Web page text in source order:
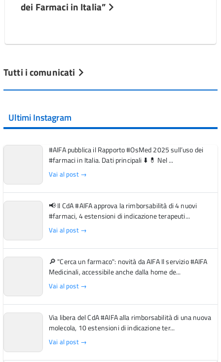
dei Farmaci in Italia”
Tutti i comunicati
Ultimi Instagram
#AIFA pubblica il Rapporto #OsMed 2025 sull’uso dei
#farmaci in Italia. Dati principali ⬇️ 💊 Nel ...
Vai al post →
📢 Il CdA #AIFA approva la rimborsabilità di 4 nuovi
#farmaci, 4 estensioni di indicazione terapeuti...
Vai al post →
🔎 "Cerca un farmaco": novità da AIFA Il servizio #AIFA
Medicinali, accessibile anche dalla home de...
Vai al post →
Via libera del CdA #AIFA alla rimborsabilità di una nuova
molecola, 10 estensioni di indicazione ter...
Vai al post →